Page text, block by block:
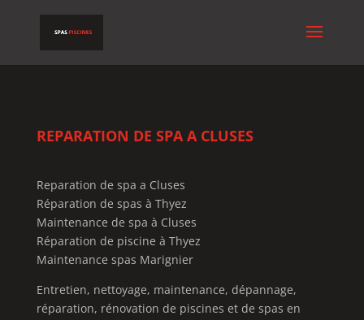
REPARATION DE SPA A CLUSES
Reparation de spa a Cluses
Réparation de spas à Thyez
Maintenance de spa à Cluses
Réparation de piscine à Thyez
Maintenance spas Marignier
Entretien, nettoyage, maintenance, dépannage,
réparation, rénovation de piscines et de spas en